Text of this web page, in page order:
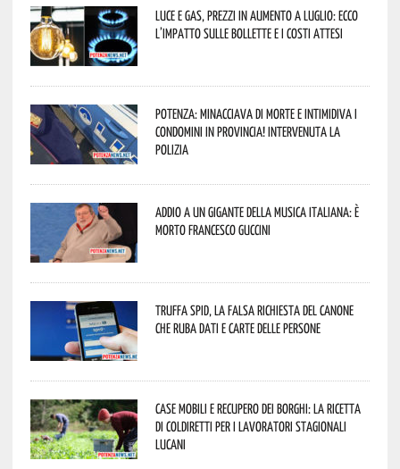
Luce e gas, prezzi in aumento a luglio: ecco
l’impatto sulle bollette e i costi attesi
Potenza: minacciava di morte e intimidiva i
condomini in provincia! Intervenuta la
Polizia
Addio a un gigante della musica italiana: è
morto Francesco Guccini
Truffa Spid, la falsa richiesta del canone
che ruba dati e carte delle persone
Case mobili e recupero dei borghi: la ricetta
di Coldiretti per i lavoratori stagionali
lucani